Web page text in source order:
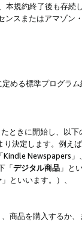
本規約終了後も存続
ンスまたはアマゾン
める標準プログラム
ときに開始し、以下
決定します。例え
Kindle Newspapers」
「デジタル商品 」と
」といいます。）、
商品を購入するか、